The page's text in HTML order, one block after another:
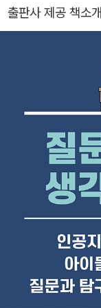
인지 수업》, 《책쓰기
출판사 제공 책소개